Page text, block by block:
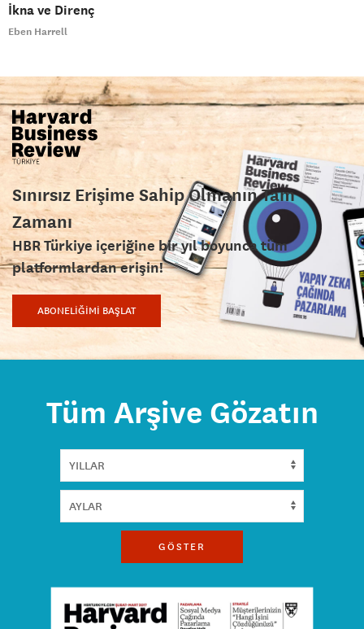
İkna ve Direnç
Eben Harrell
Sınırsız Erişime Sahip Olmanın Tam
Zamanı
HBR Türkiye içeriğine bir yıl boyunca tüm
platformlardan erişin!
ABONELİĞİMİ BAŞLAT
Tüm Arşive Gözatın
GÖSTER